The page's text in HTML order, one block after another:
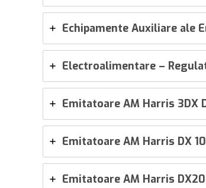
Echipamente Auxiliare ale
Electroalimentare –
Emitatoare AM Harris 3DX
Emitatoare AM Harris DX
Emitatoare AM Harris